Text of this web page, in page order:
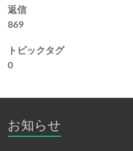
返信
869
トピックタグ
0
お知らせ